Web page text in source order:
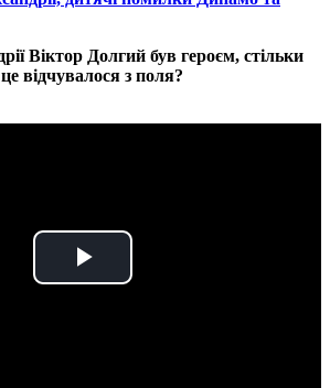
Віктор Долгий був героєм, стільки
відчувалося з поля?
Play